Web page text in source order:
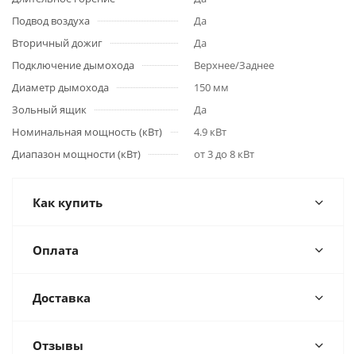
Подвод воздуха
Да
Вторичный дожиг
Да
Подключение дымохода
Верхнее/Заднее
Диаметр дымохода
150 мм
Зольный ящик
Да
Номинальная мощность (кВт)
4.9 кВт
Диапазон мощности (кВт)
от 3 до 8 кВт
Как купить
Оплата
Доставка
Отзывы